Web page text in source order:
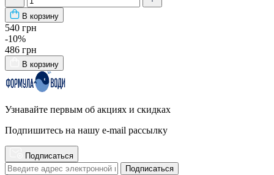
В корзину
540 грн
-10%
486 грн
В корзину
Узнавайте первым об акциях и скидках
Подпишитесь на нашу e-mail рассылку
Подписаться
Подписаться